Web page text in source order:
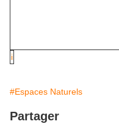
i
#Espaces Naturels
Partager